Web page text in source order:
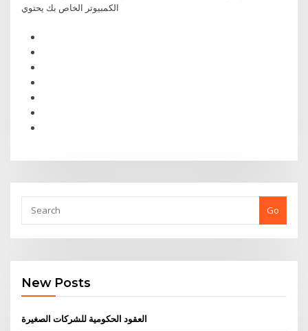
الكمبيوتر الخاص بك يحتوي
Go
New Posts
العقود الحكومية للشركات الصغيرة